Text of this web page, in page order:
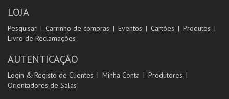
LOJA
Pesquisar Carrinho de compras Eventos Cartões
Produtos
Livro de Reclamações
AUTENTICAÇÃO
Login & Registo de Clientes Minha Conta
Produtores
Orientadores de Salas